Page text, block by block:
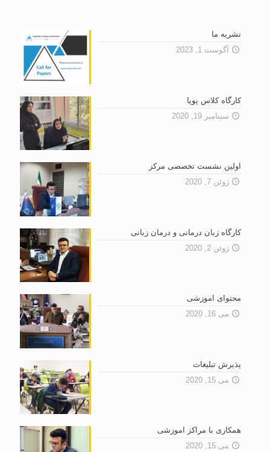
نشریه ما
آگوست 1, 2023
کارگاه کلاس پویا
سپتامبر 19, 2020
اولین نشست تخصصى مرکز
ژوئن 7, 2020
کارگاه زبان درمانی و درمان زبانی
ژوئن 2, 2020
محتوای آموزشی
می 16, 2020
پذیرش تبلیغات
می 15, 2020
همکاری با مراکز آموزشی
می 15, 2020